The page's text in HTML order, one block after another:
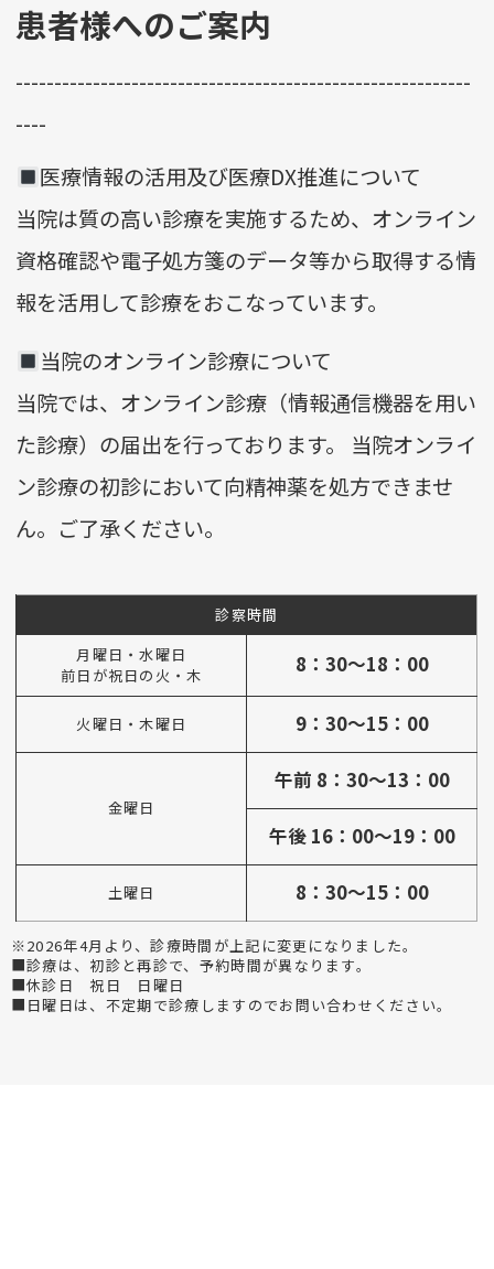
患者様へのご案内
-----------------------------------------------------------
----
医療情報の活用及び医療DX推進について
当院は質の高い診療を実施するため、オンライン
資格確認や電子処方箋のデータ等から取得する情
報を活用して診療をおこなっています。
当院のオンライン診療について
当院では、オンライン診療（情報通信機器を用い
た診療）の届出を行っております。 当院オンライ
ン診療の初診において向精神薬を処方できませ
ん。ご了承ください。
診察時間
月曜日・水曜日
前日が祝日の火・木
8：30～18：00
火曜日・木曜日 9：30～15：00
金曜日
午前 8：30～13：00
午後 16：00～19：00
土曜日 8：30～15：00
※2026年4月より、診療時間が上記に変更になりました。
■診療は、初診と再診で、予約時間が異なります。
■休診日 祝日 日曜日
■日曜日は、不定期で診療しますのでお問い合わせください。